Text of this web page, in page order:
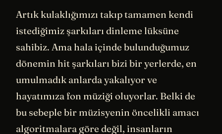
Artık kulaklığımızı takıp tamamen kendi
istediğimiz şarkıları dinleme lüksüne
sahibiz. Ama hala içinde bulunduğumuz
dönemin hit şarkıları bizi bir yerlerde, en
umulmadık anlarda yakalıyor ve
hayatımıza fon müziği oluyorlar. Belki de
bu sebeple bir müzisyenin öncelikli amacı
algoritmalara göre değil, insanların